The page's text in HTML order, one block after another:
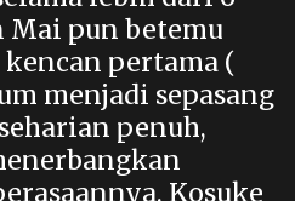
Mai pun betemu
pertama (
menjadi sepasang
penuh,
Kosuke